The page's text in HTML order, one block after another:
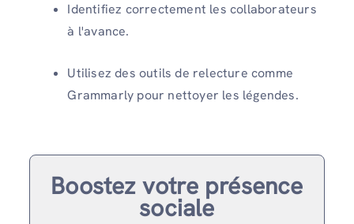
Identifiez correctement les collaborateurs
à l'avance.
Utilisez des outils de relecture comme
Grammarly pour nettoyer les légendes.
Boostez votre présence
sociale